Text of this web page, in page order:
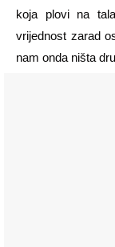
koja plovi na
vrijednost zarad
nam onda ništa